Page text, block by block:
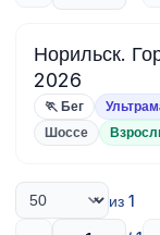
Норильск.
2026
🏃 Бег
Шоссе
из 1